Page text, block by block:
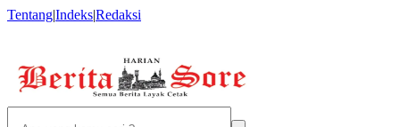
Tentang|Indeks|Redaksi